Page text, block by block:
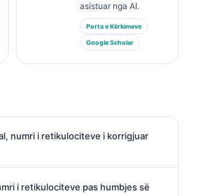
asistuar nga AI.
Porta e Kërkimeve
Google Scholar
numri i retikulociteve i korrigjuar
i retikulociteve pas humbjes së